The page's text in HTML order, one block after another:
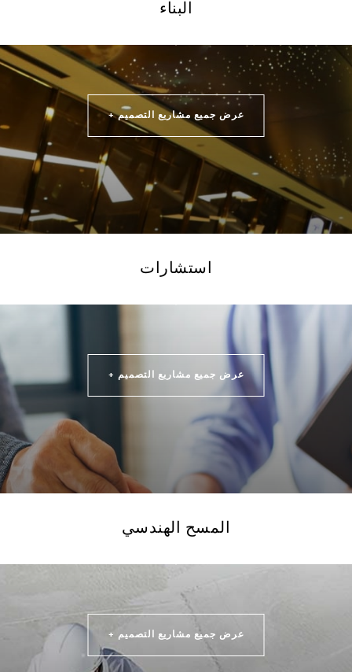
البناء
عرض جميع مشاريع التصميم +
استشارات
عرض جميع مشاريع التصميم +
المسح الهندسي
عرض جميع مشاريع التصميم +